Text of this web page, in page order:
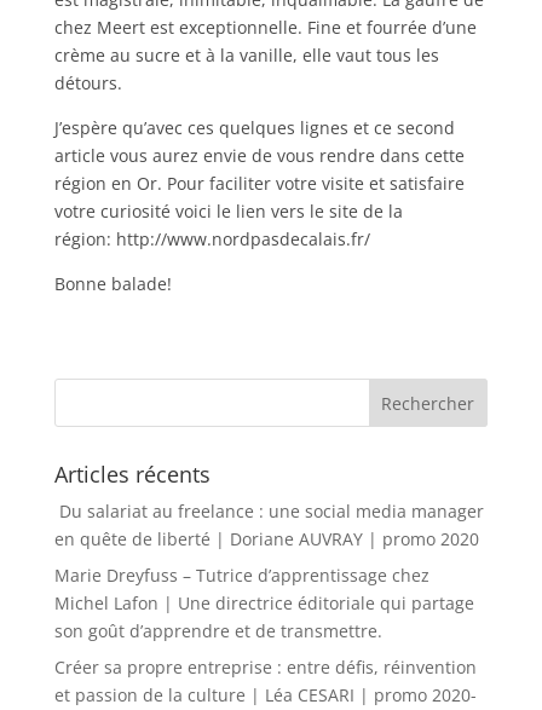
chez Meert est exceptionnelle. Fine et fourrée d’une
crème au sucre et à la vanille, elle vaut tous les
détours.
J’espère qu’avec ces quelques lignes et ce second
article vous aurez envie de vous rendre dans cette
région en Or. Pour faciliter votre visite et satisfaire
votre curiosité voici le lien vers le site de la
région: http://www.nordpasdecalais.fr/
Bonne balade!
Articles récents
Du salariat au freelance : une social media manager
en quête de liberté | Doriane AUVRAY | promo 2020
Marie Dreyfuss – Tutrice d’apprentissage chez
Michel Lafon | Une directrice éditoriale qui partage
son goût d’apprendre et de transmettre.
Créer sa propre entreprise : entre défis, réinvention
et passion de la culture | Léa CESARI | promo 2020-